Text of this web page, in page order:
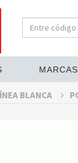
MARCAS
BLANCA